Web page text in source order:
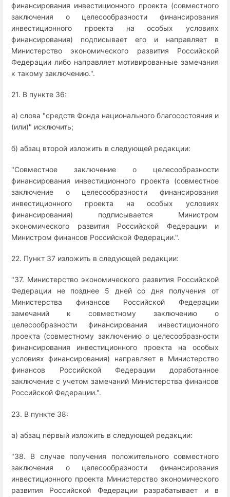
финансирования инвестиционного проекта (совместного
заключения о целесообразности финансирования
инвестиционного проекта на особых условиях
финансирования) подписывает его и направляет в
Министерство экономического развития Российской
Федерации либо направляет мотивированные замечания
к такому заключению.".
21. В пункте 36:
а) слова "средств Фонда национального благосостояния и
(или)" исключить;
б) абзац второй изложить в следующей редакции:
"Совместное заключение о целесообразности
финансирования инвестиционного проекта (совместное
заключение о целесообразности финансирования
инвестиционного проекта на особых условиях
финансирования) подписывается Министром
экономического развития Российской Федерации и
Министром финансов Российской Федерации.".
22. Пункт 37 изложить в следующей редакции:
"37. Министерство экономического развития Российской
Федерации не позднее 5 дней со дня получения от
Министерства финансов Российской Федерации
замечаний к совместному заключению о
целесообразности финансирования инвестиционного
проекта (совместному заключению о целесообразности
финансирования инвестиционного проекта на особых
условиях финансирования) направляет в Министерство
финансов Российской Федерации доработанное
заключение с учетом замечаний Министерства финансов
Российской Федерации.".
23. В пункте 38:
а) абзац первый изложить в следующей редакции:
"38. В случае получения положительного совместного
заключения о целесообразности финансирования
инвестиционного проекта Министерство экономического
развития Российской Федерации разрабатывает и в